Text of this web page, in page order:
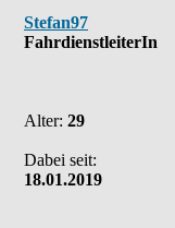
Stefan97
FahrdienstleiterIn
Alter: 29
Dabei seit:
18.01.2019